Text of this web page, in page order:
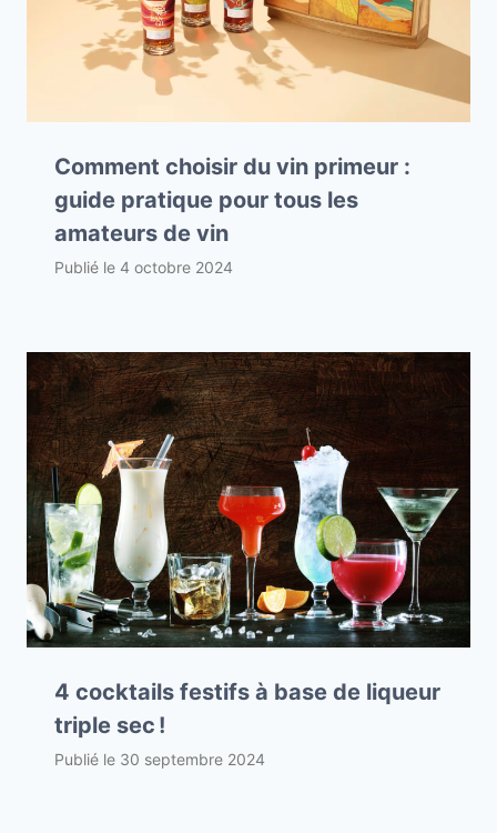
Comment choisir du vin primeur :
guide pratique pour tous les
amateurs de vin
Publié le 4 octobre 2024
4 cocktails festifs à base de liqueur
triple sec !
Publié le 30 septembre 2024